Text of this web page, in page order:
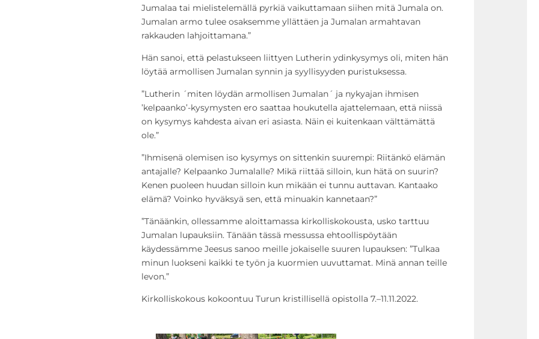
Jumalaa tai mielistelemällä pyrkiä vaikuttamaan siihen mitä Jumala on.
Jumalan armo tulee osaksemme yllättäen ja Jumalan armahtavan
rakkauden lahjoittamana.”
Hän sanoi, että pelastukseen liittyen Lutherin ydinkysymys oli, miten hän
löytää armollisen Jumalan synnin ja syyllisyyden puristuksessa.
”Lutherin ´miten löydän armollisen Jumalan´ ja nykyajan ihmisen
’kelpaanko’-kysymysten ero saattaa houkutella ajattelemaan, että niissä
on kysymys kahdesta aivan eri asiasta. Näin ei kuitenkaan välttämättä
ole.”
”Ihmisenä olemisen iso kysymys on sittenkin suurempi: Riitänkö elämän
antajalle? Kelpaanko Jumalalle? Mikä riittää silloin, kun hätä on suurin?
Kenen puoleen huudan silloin kun mikään ei tunnu auttavan. Kantaako
elämä? Voinko hyväksyä sen, että minuakin kannetaan?”
”Tänäänkin, ollessamme aloittamassa kirkolliskokousta, usko tarttuu
Jumalan lupauksiin. Tänään tässä messussa ehtoollispöytään
käydessämme Jeesus sanoo meille jokaiselle suuren lupauksen: ”Tulkaa
minun luokseni kaikki te työn ja kuormien uuvuttamat. Minä annan teille
levon.”
Kirkolliskokous kokoontuu Turun kristillisellä opistolla 7.–11.11.2022.